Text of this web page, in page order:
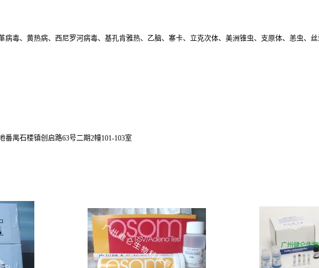
病毒、黄热病、西尼罗河病毒、基孔肯雅热、乙脑、寨卡、立克次体、美洲锥虫、支原体、恙虫、
番禺石楼镇创启路63号二期2幢101-103室